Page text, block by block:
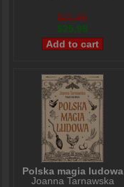
$31,66
$25,98
Polska magia ludowa
Joanna Tarnawska